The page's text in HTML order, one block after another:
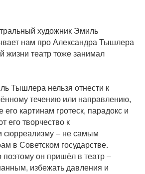
художник Эмиль
нам про Александра Тышлера
жизни театр тоже занимал
Тышлера нельзя отнести к
течению или направлению,
его картинам гротеск, парадокс и
его творчество к
сюрреализму – не самым
в Советском государстве.
он пришёл в театр –
избежать давления и